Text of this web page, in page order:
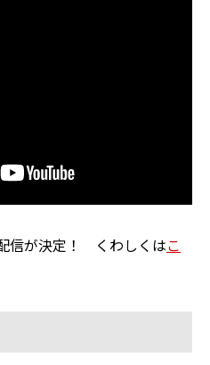
信が決定！ くわしくはこ